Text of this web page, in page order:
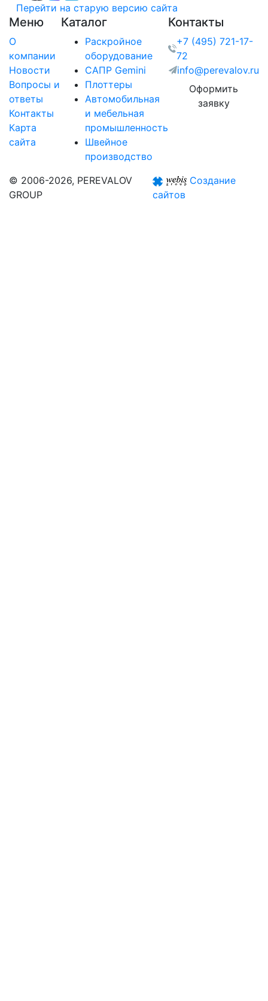
Перейти на старую версию сайта
Меню
О
компании
Новости
Вопросы и
ответы
Контакты
Карта
сайта
Каталог
Раскройное
оборудование
САПР Gemini
Плоттеры
Автомобильная
и мебельная
промышленность
Швейное
производство
Контакты
+7 (495) 721-17-
72
info@perevalov.ru
Оформить
заявку
© 2006-2026, PEREVALOV
GROUP
Создание
сайтов